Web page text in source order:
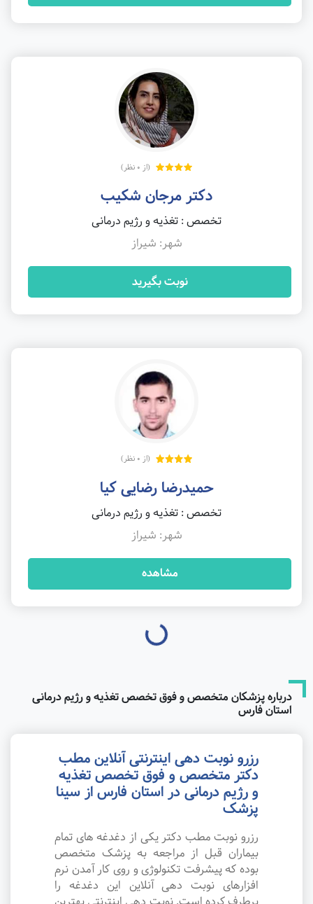
(از 0 نظر)
دکتر مرجان شکیب
تخصص : تغذیه و رژیم درمانی
شهر: شیراز
نوبت بگیرید
(از 0 نظر)
حمیدرضا رضایی کیا
تخصص : تغذیه و رژیم درمانی
شهر: شیراز
مشاهده
درباره پزشکان متخصص و فوق تخصص تغذیه و رژیم درمانی
استان فارس
رزرو نوبت دهی اینترنتی آنلاین مطب
دکتر متخصص و فوق تخصص تغذیه
و رژیم درمانی در استان فارس از سینا
پزشک
رزرو نوبت مطب دکتر یکی از دغدغه های تمام
بیماران قبل از مراجعه به پزشک متخصص
بوده که پیشرفت تکنولوژی و روی کار آمدن نرم
افزارهای نوبت دهی آنلاین این دغدغه را